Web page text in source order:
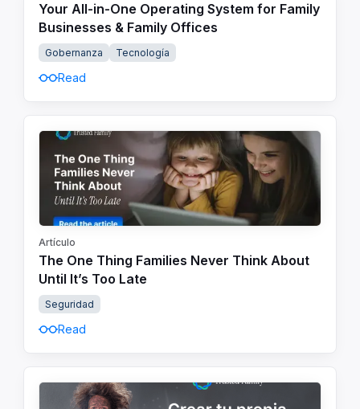
Your All-in-One Operating System for Family
Businesses & Family Offices
Gobernanza Tecnología
Read
Artículo
The One Thing Families Never Think About
Until It’s Too Late
Seguridad
Read